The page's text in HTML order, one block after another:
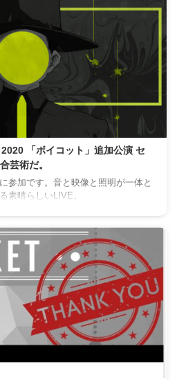
「ボイコット」追加公演 セ
芸術だ。
参加です。音と映像と照明が一体と
素晴らしいLIVE。